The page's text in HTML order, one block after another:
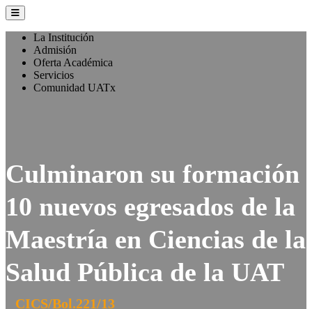
La Institución
Admisión
Oferta Académica
Servicios
Comunidad UATx
Culminaron su formación
10 nuevos egresados de la
Maestría en Ciencias de la
Salud Pública de la UAT
CICS/Bol.221/13